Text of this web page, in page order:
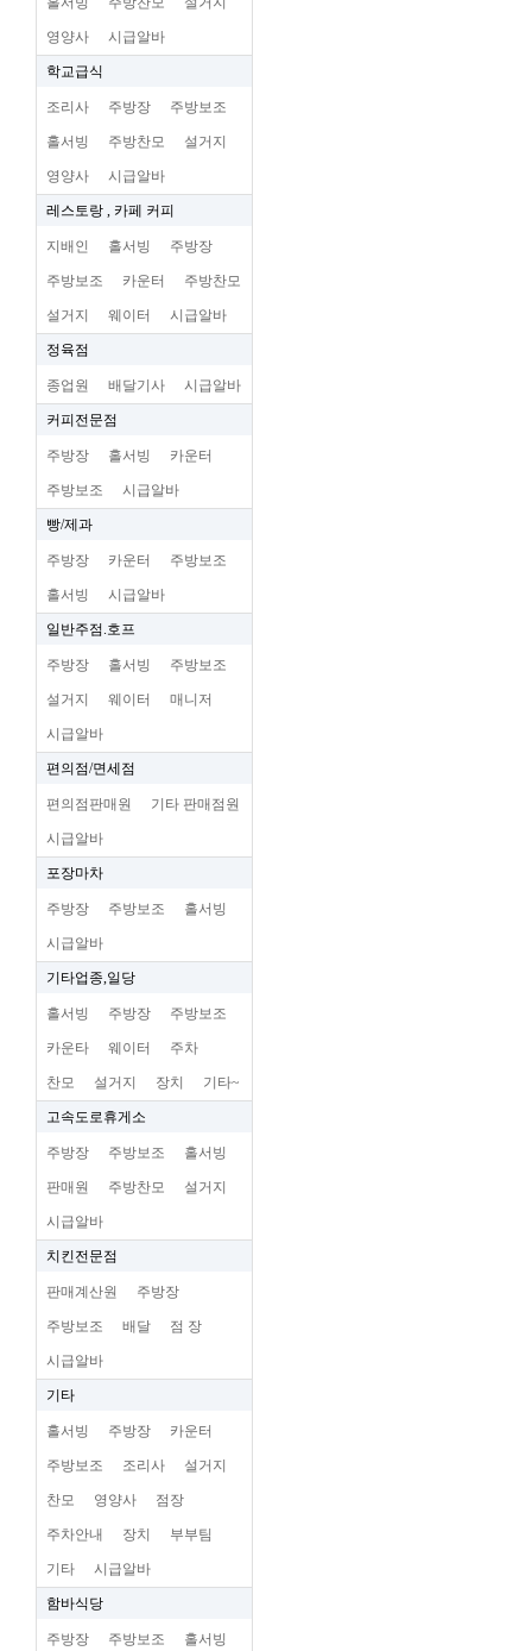
영양사 시급알바
학교급식
조리사 주방장 주방보조
홀서빙 주방찬모 설거지
영양사 시급알바
레스토랑 , 카페 커피
지배인 홀서빙 주방장
주방보조 카운터 주방찬모
설거지 웨이터 시급알바
정육점
종업원 배달기사 시급알바
커피전문점
주방장 홀서빙 카운터
주방보조 시급알바
빵/제과
주방장 카운터 주방보조
홀서빙 시급알바
일반주점.호프
주방장 홀서빙 주방보조
설거지 웨이터 매니저
시급알바
편의점/면세점
편의점판매원 기타 판매점원
시급알바
포장마차
주방장 주방보조 홀서빙
시급알바
기타업종,일당
홀서빙 주방장 주방보조
카운타 웨이터 주차
찬모 설거지 장치 기타~
고속도로휴게소
주방장 주방보조 홀서빙
판매원 주방찬모 설거지
시급알바
치킨전문점
판매계산원 주방장
주방보조 배달 점 장
시급알바
기타
홀서빙 주방장 카운터
주방보조 조리사 설거지
찬모 영양사 점장
주차안내 장치 부부팀
기타 시급알바
함바식당
주방장 주방보조 홀서빙